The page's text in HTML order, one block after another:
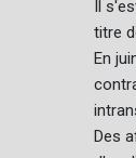
Il
titre
En
Des